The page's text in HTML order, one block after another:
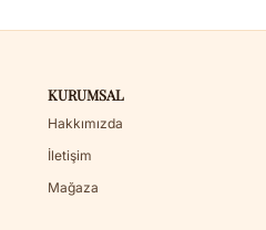
KURUMSAL
Hakkımızda
İletişim
Mağaza